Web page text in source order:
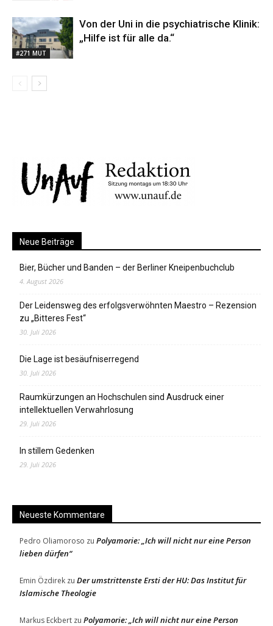
#271 MUT
Von der Uni in die psychiatrische Klinik:
„Hilfe ist für alle da.“
Neue Beiträge
Bier, Bücher und Banden – der Berliner Kneipenbuchclub
4. August 2026
Der Leidensweg des erfolgsverwöhnten Maestro – Rezension
zu „Bitteres Fest“
30. Juli 2026
Die Lage ist besäufniserregend
30. Juli 2026
Raumkürzungen an Hochschulen sind Ausdruck einer
intellektuellen Verwahrlosung
29. Juli 2026
In stillem Gedenken
29. Juli 2026
Neueste Kommentare
Pedro Oliamoroso zu Polyamorie: „Ich will nicht nur eine Person
lieben dürfen“
Emin Özdirek zu Der umstrittenste Ersti der HU: Das Institut für
Islamische Theologie
Markus Eckbert zu Polyamorie: „Ich will nicht nur eine Person